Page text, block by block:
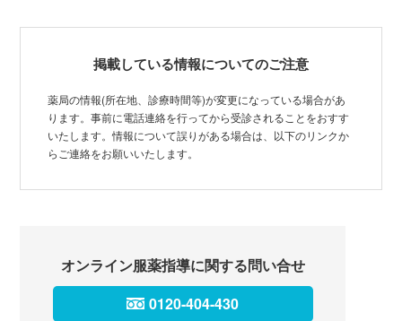
掲載している情報についてのご注意
薬局の情報(所在地、診療時間等)が変更になっている場合があ
ります。事前に電話連絡を行ってから受診されることをおすす
いたします。情報について誤りがある場合は、以下のリンクか
らご連絡をお願いいたします。
オンライン服薬指導に関する問い合せ
0120-404-430